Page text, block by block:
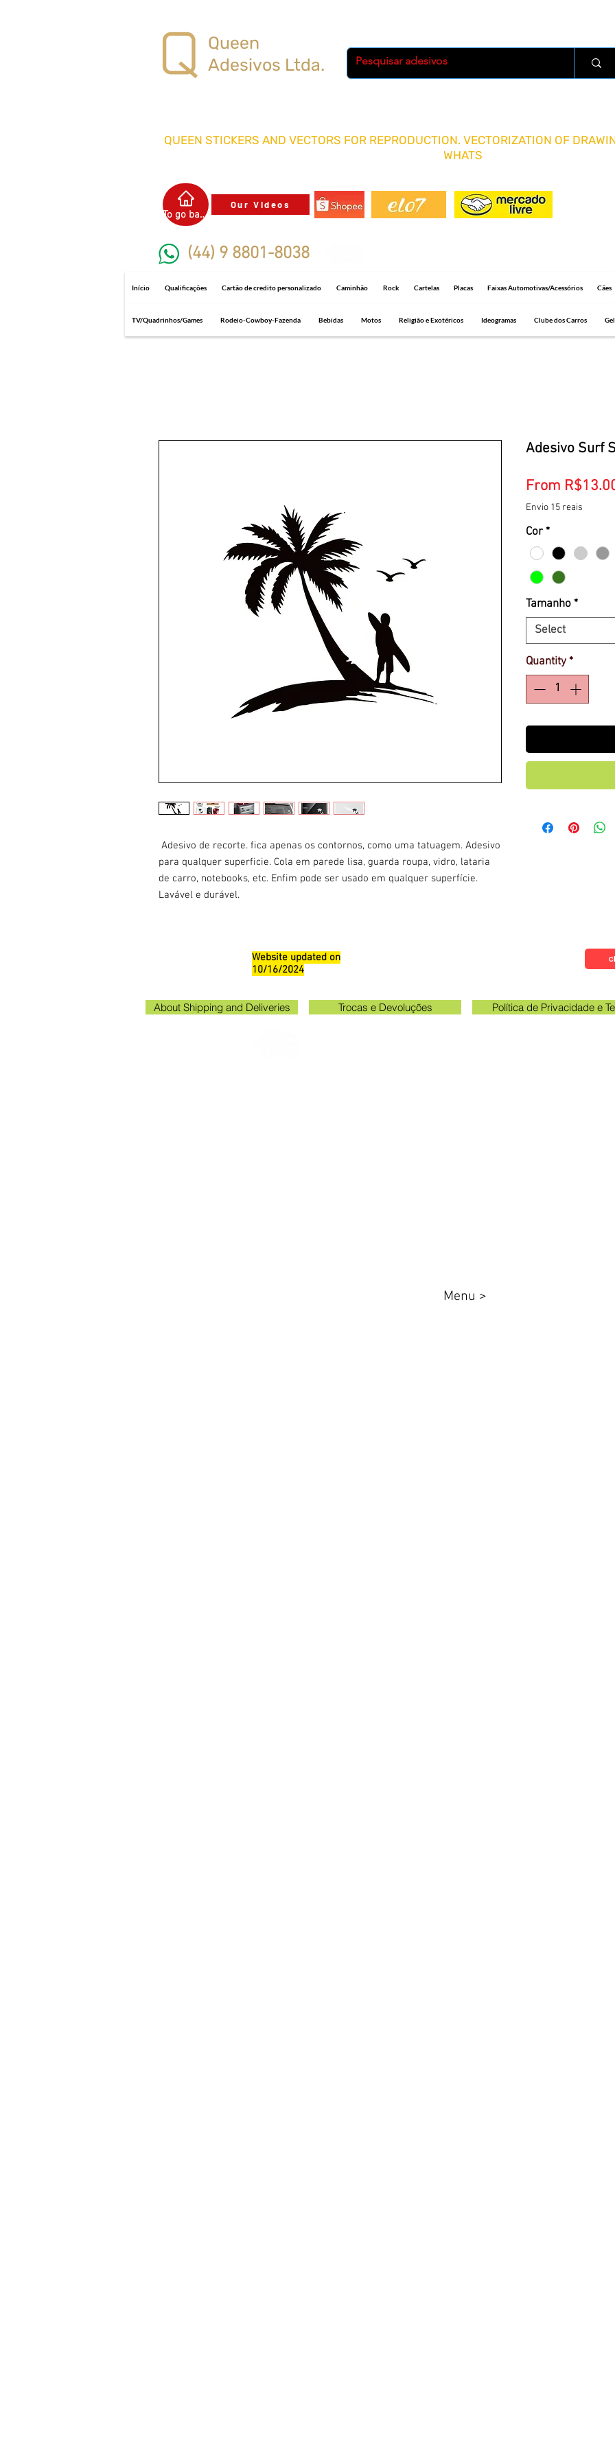
Queen
Adesivos Ltda.
QUEEN STICKERS AND VECTORS FOR REPRODUCTION. VECTORIZATION OF
WHATS
To go back
Our Videos
(44) 9 8801-8038
Início Qualificações Cartão de credito personalizado Caminhão Rock Cartelas Placas Faixas Automotivas/Acessórios Cães
TV/Quadrinhos/Games Rodeio-Cowboy-Fazenda Bebidas Motos Religião e Exotéricos Ideogramas Clube dos Carros
Adesivo de recorte. fica apenas os contornos, como uma tatuagem. Adesivo
para qualquer superficie. Cola em parede lisa, guarda roupa, vidro, lataria
de carro, notebooks, etc. Enfim pode ser usado em qualquer superfície.
Lavável e durável.
Adesivo Surf
From
Envio 15 reais
Cor *
Tamanho *
Select
Quantity *
Website updated on
10/16/2024
About Shipping and Deliveries Trocas e Devoluções Política de Privacidade e
Menu >